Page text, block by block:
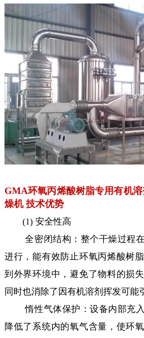
GMA环氧丙烯酸树脂专用有机
燥机 技术优势
(1) 安全性高
全密闭结构：整个干燥过程在
进行，能有效防止环氧丙烯酸树
到外界环境中，避免了物料的损
同时也消除了因有机溶剂挥发可能
惰性气体保护：设备内部充入
降低了系统内的氧气含量，使环